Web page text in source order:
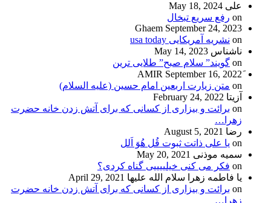
علی May 18, 2024
on رفع سریع تبخال
Ghaem September 24, 2023
on نشریه آمریکایی usa today
ناشناس May 14, 2023
on گویند” سلام صبح” طلایی ترین
September 16, 2022
on متن زیارت اربعین امام حسین (علیه السلام)
آزیتا February 24, 2022
on برائت و بیزاری از کسانی که برای آتش زدن خانه حضرت
زهرا…
رضا August 5, 2021
on یا علی ذاتت ثبوت قُل هُوَ اَلل
سمیه موذنی May 20, 2021
on فکر می کنی خیلییییی گناه کردی؟
یا فاطمه زهرا سلام الله علیها April 29, 2021
on برائت و بیزاری از کسانی که برای آتش زدن خانه حضرت
زهرا…